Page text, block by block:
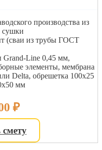
производства из
сушки
(сваи из трубы ГОСТ
Grand-Line 0,45 мм,
элементы, мембрана
Delta, обрешетка 100х25
мм
₽
смету